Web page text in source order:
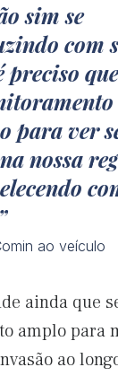
sim se
com
preciso
para ver
nossa
ao veículo
ainda que
amplo para
ao